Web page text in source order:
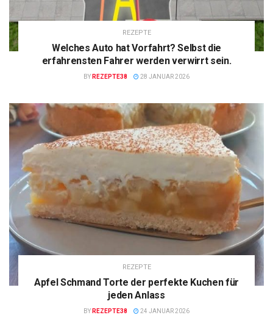
REZEPTE
Welches Auto hat Vorfahrt? Selbst die
erfahrensten Fahrer werden verwirrt sein.
BY REZEPTE38 28 JANUAR 2026
REZEPTE
Apfel Schmand Torte der perfekte Kuchen für
jeden Anlass
BY REZEPTE38 24 JANUAR 2026